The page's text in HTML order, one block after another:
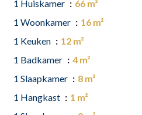
1 Huiskamer
66 m²
1 Woonkamer
16 m²
1 Keuken
12 m²
1 Badkamer
4 m²
1 Slaapkamer
8 m²
1 Hangkast
1 m²